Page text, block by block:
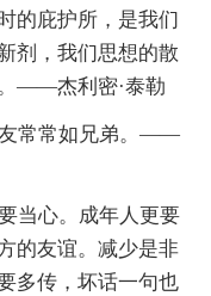
的庇护所，是我们
剂，我们思想的散
——杰利密·泰勒
友常常如兄弟。——
当心。成年人更要
的友谊。减少是非
多传，坏话一句也